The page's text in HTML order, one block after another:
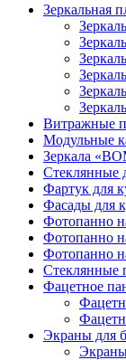
Зеркальная
Витражные
Модульные
Зеркала
Стеклянные
Фартук для
Фасады для
Фотопанно
Фотопанно
Фотопанно
Стеклянные
Фацетное
Экраны для
Экраны